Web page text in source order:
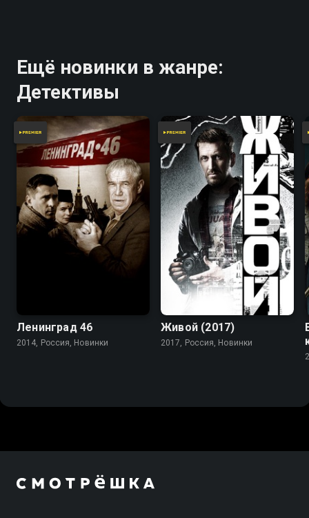
Ещё новинки в жанре:
Детективы
Ленинград 46
2014, Россия, Новинки
Живой (2017)
2017, Россия, Новинки